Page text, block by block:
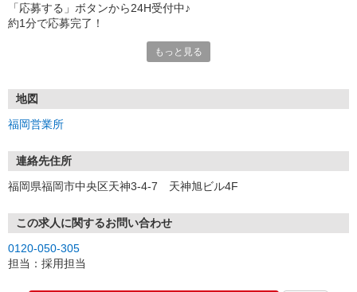
「応募する」ボタンから24H受付中♪
約1分で応募完了！
①応募から3営業日を目安に、メールorお電話でご連絡します。
★スマホでWEB面接（LINEなど）・出張面接・事務所面接と選べま
す
③面接実施（履歴書不要）
※ご希望があれば、職場見学の調整もOKです！
お気軽にご応募ください♪
もっと見る
地図
福岡営業所
連絡先住所
福岡県福岡市中央区天神3-4-7 天神旭ビル4F
この求人に関するお問い合わせ
0120-050-305
担当：採用担当